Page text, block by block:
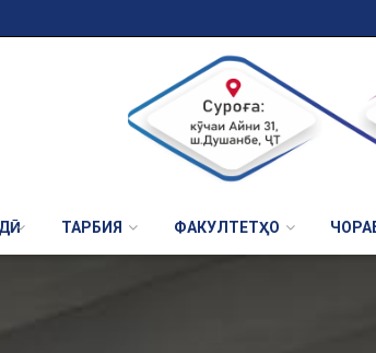
ТАРБИЯ ФАКУЛТЕТҲО